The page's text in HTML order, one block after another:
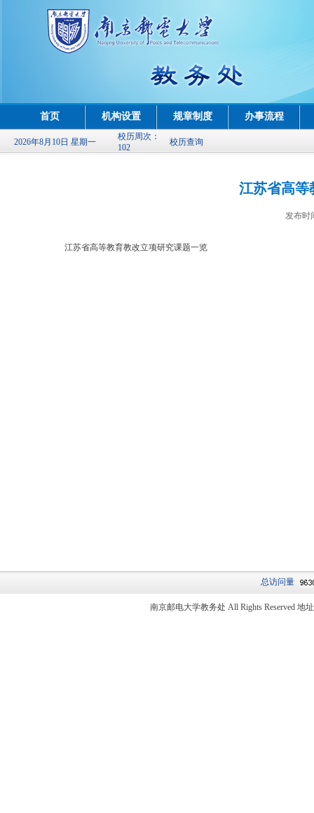
首页 机构设置 规章制度 办事流程
2026年8月10日 星期一
校历周次：
102
校历查询
江苏省高等
发布时
江苏省高等教育教改立项研究课题一览
总访问量
南京邮电大学教务处 All Rights Reserved